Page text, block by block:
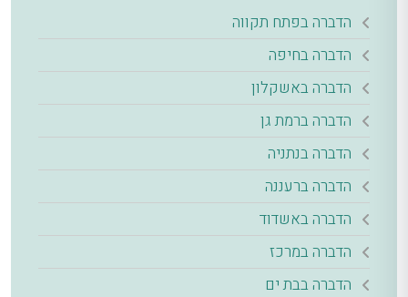
הדברה בפתח תקווה
הדברה בחיפה
הדברה באשקלון
הדברה ברמת גן
הדברה בנתניה
הדברה ברעננה
הדברה באשדוד
הדברה במרכז
הדברה בבת ים